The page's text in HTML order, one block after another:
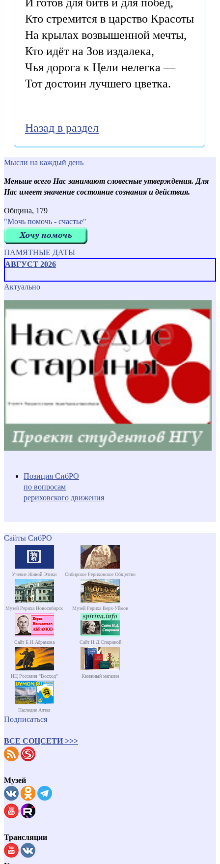
Кто стремится в царство Красоты
На крылах возвышенной мечты,
Кто идёт на Зов издалека,
Чья дорога к Цели нелегка —
Назад в раздел
Мысли на каждый день
Меньше всего Нас занимают словесные утверждения. Для
Нас имеет значение состояние сознания и действия.
Община, 179
"Мочь помочь - счастье"
ПАМЯТНЫЕ ДАТЫ
АВГУСТ 2026
Актуально
Позиция СибРО
по вопросам
рериховского движения
Сайты СибРО
Учение Живой Этики Сибирское Рериховское Общество
Музей Рериха Новосибирск Музей Рериха Верх-Уймон
Сайт Б.Н.Абрамова Сайт Н.Д.Спириной
ИЦ Россазия "Восход" Книжный магазин
Наследие Алтая
Подписаться
ВСЕ СОЦСЕТИ >>>
Музей
Трансляции